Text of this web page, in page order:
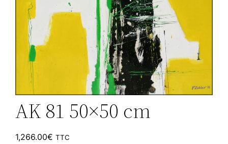
AK 81 50×50 cm
1,266.00€ TTC